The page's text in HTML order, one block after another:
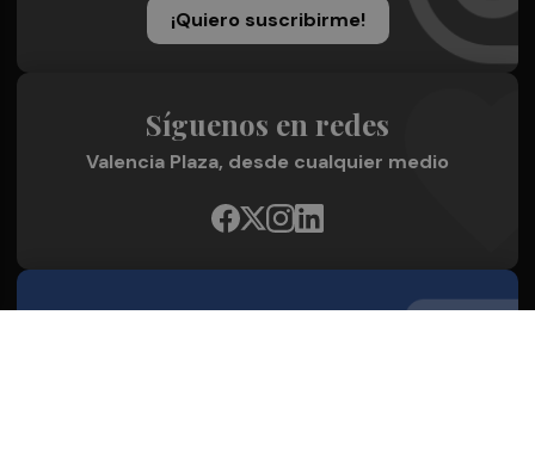
¡Quiero suscribirme!
Síguenos en redes
Valencia Plaza, desde cualquier medio
Quienes Somos